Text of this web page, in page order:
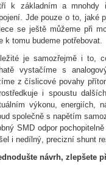
k základním a mnohdy
Jde pouze o to, jaké
se ještě můžeme při
k tomu budeme potřebovat.
je samozřejmě i to,
vystačíme s
z číslicové povahy
i spoustu
výkonu, energiích,
společně s napětím
SMD odpor
i nedílný, precizní shunt
návrh, zlepšete